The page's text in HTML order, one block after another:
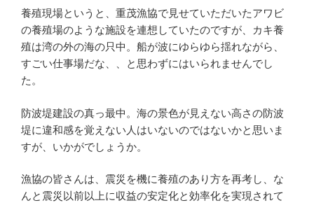
養殖現場というと、重茂漁協で見せていただいたアワビ
の養殖場のような施設を連想していたのですが、カキ養
殖は湾の外の海の只中。船が波にゆらゆら揺れながら、
すごい仕事場だな、、と思わずにはいられませんでし
た。
防波堤建設の真っ最中。海の景色が見えない高さの防波
堤に違和感を覚えない人はいないのではないかと思いま
すが、いかがでしょうか。
漁協の皆さんは、震災を機に養殖のあり方を再考し、な
んと震災以前以上に収益の安定化と効率化を実現されて